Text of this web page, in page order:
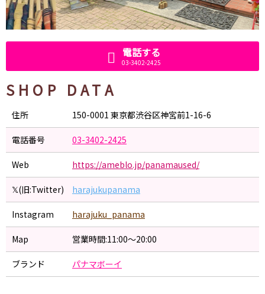
電話する
03-3402-2425
SHOP DATA
住所 150-0001 東京都渋谷区神宮前1-16-6
電話番号 03-3402-2425
Web https://ameblo.jp/panamaused/
𝕏(旧:Twitter) harajukupanama
Instagram harajuku_panama
Map 営業時間:11:00～20:00
ブランド パナマボーイ